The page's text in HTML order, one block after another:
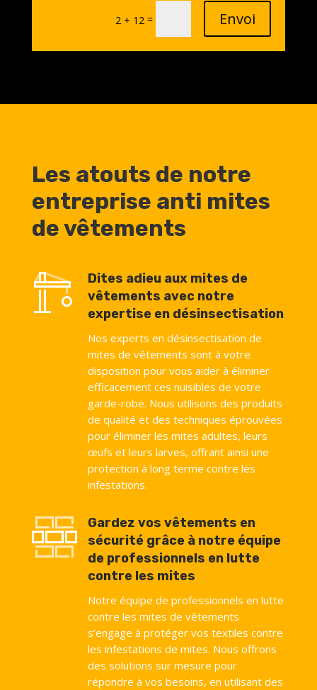
2 + 12 = Envoi
Les atouts de notre
entreprise anti mites
de vêtements
Dites adieu aux mites de
vêtements avec notre
expertise en désinsectisation
Nos experts en désinsectisation de
mites de vêtements sont à votre
disposition pour vous aider à éliminer
efficacement ces nuisibles de votre
garde-robe. Nous utilisons des produits
de qualité et des techniques éprouvées
pour éliminer les mites adultes, leurs
œufs et leurs larves, offrant ainsi une
protection à long terme contre les
infestations.
Gardez vos vêtements en
sécurité grâce à notre équipe
de professionnels en lutte
contre les mites
Notre équipe de professionnels en lutte
contre les mites de vêtements
s’engage à protéger vos textiles contre
les infestations de mites. Nous offrons
des solutions sur mesure pour
répondre à vos besoins, en utilisant des